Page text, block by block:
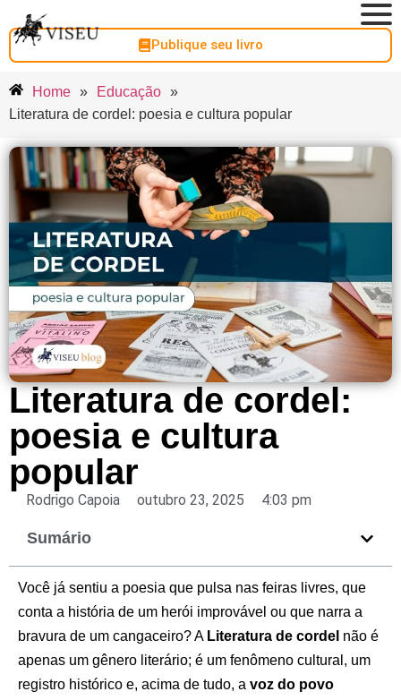
Publique seu livro
Home » Educação »
Literatura de cordel: poesia e cultura popular
Literatura de cordel:
poesia e cultura
popular
Rodrigo Capoia outubro 23, 2025 4:03 pm
Sumário
Você já sentiu a poesia que pulsa nas feiras livres, que
conta a história de um herói improvável ou que narra a
bravura de um cangaceiro? A Literatura de cordel não é
apenas um gênero literário; é um fenômeno cultural, um
registro histórico e, acima de tudo, a voz do povo